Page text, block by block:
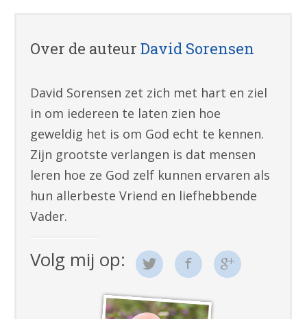
Over de auteurDavid Sorensen
David Sorensen zet zich met hart en ziel
in om iedereen te laten zien hoe
geweldig het is om God echt te kennen.
Zijn grootste verlangen is dat mensen
leren hoe ze God zelf kunnen ervaren als
hun allerbeste Vriend en liefhebbende
Vader.
Volg mij op: